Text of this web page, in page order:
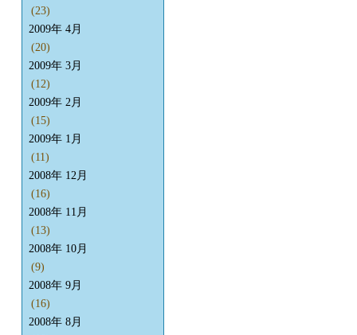
(23)
2009年 4月
(20)
2009年 3月
(12)
2009年 2月
(15)
2009年 1月
(11)
2008年 12月
(16)
2008年 11月
(13)
2008年 10月
(9)
2008年 9月
(16)
2008年 8月